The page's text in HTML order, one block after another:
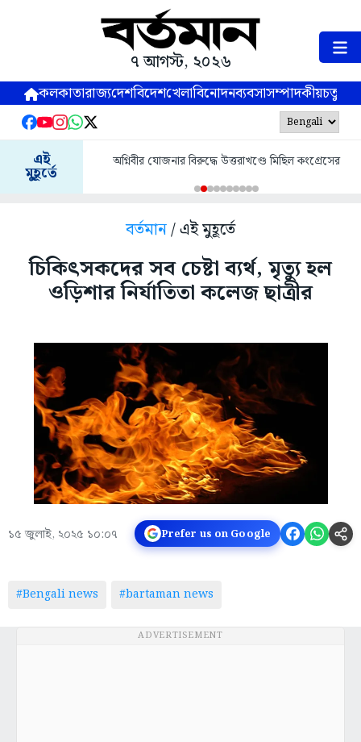
৭ আগস্ট, ২০২৬
কলকাতারাজ্যদেশবিদেশখেলাবিনোদনব্যবসাসম্পাদকীয়
এই
মুহূর্তে
অগ্নিবীর যোজনার বিরুদ্ধে উত্তরাখণ্ডে মিছিল কংগ্রেসের
বর্তমান/ এই মুহূর্তে
চিকিৎসকদের সব চেষ্টা ব্যর্থ, মৃত্যু হল
ওড়িশার নির্যাতিতা কলেজ ছাত্রীর
১৫ জুলাই, ২০২৫ ১০:০৭ Prefer us on Google
#Bengali news #bartaman news
ADVERTISEMENT